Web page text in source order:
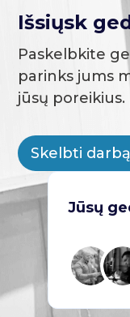
Išsiųsk
Paskelbkite
parinks jums
jūsų poreikius.
Skelbti
Jūsų